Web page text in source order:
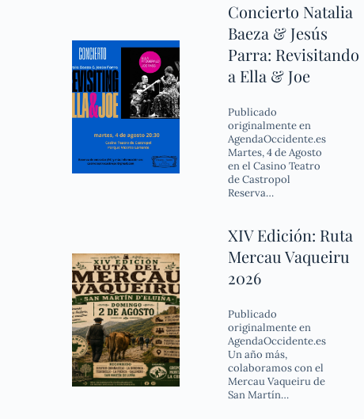
Concierto Natalia
Baeza & Jesús
Parra: Revisitando
a Ella & Joe
Publicado
originalmente en
AgendaOccidente.es
Martes, 4 de Agosto
en el Casino Teatro
de Castropol
Reserva…
XIV Edición: Ruta
Mercau Vaqueiru
2026
Publicado
originalmente en
AgendaOccidente.es
Un año más,
colaboramos con el
Mercau Vaqueiru de
San Martín…